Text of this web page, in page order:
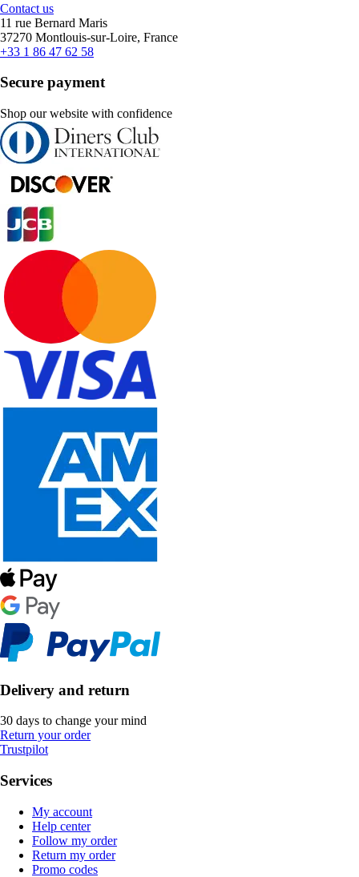
Contact us
11 rue Bernard Maris
37270 Montlouis-sur-Loire, France
+33 1 86 47 62 58
Secure payment
Shop our website with confidence
Delivery and return
30 days to change your mind
Return your order
Trustpilot
Services
My account
Help center
Follow my order
Return my order
Promo codes